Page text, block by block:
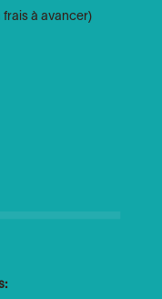
à avancer)